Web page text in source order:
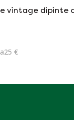
vintage dipinte
€